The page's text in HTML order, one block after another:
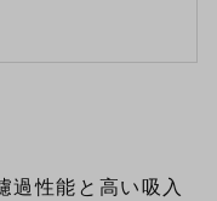
過性能と高い吸入